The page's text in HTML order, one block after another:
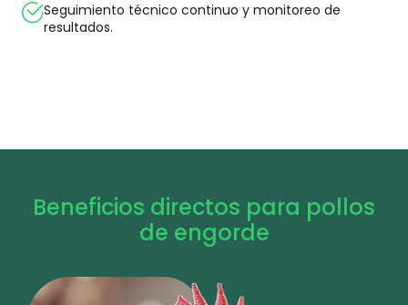
Seguimiento técnico continuo y monitoreo de
resultados.
Beneficios directos para pollos
de engorde